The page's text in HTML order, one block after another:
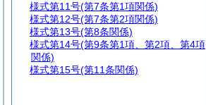
様式第11号(第7条第1項関係)
様式第12号(第7条第2項関係)
様式第13号(第8条関係)
様式第14号(第9条第1項、第2項、第4項
関係)
様式第15号(第11条関係)